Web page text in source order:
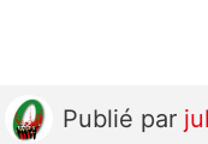
Publié par